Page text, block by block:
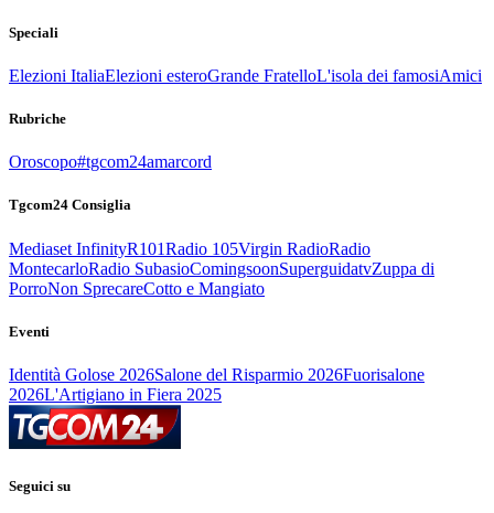
Speciali
Elezioni ItaliaElezioni esteroGrande FratelloL'isola dei famosiAmici
Rubriche
Oroscopo#tgcom24amarcord
Tgcom24 Consiglia
Mediaset InfinityR101Radio 105Virgin RadioRadio
MontecarloRadio SubasioComingsoonSuperguidatvZuppa di
PorroNon SprecareCotto e Mangiato
Eventi
Identità Golose 2026Salone del Risparmio 2026Fuorisalone
2026L'Artigiano in Fiera 2025
Seguici su